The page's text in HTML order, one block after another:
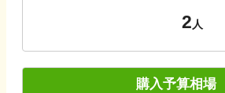
2人
購入予算相場